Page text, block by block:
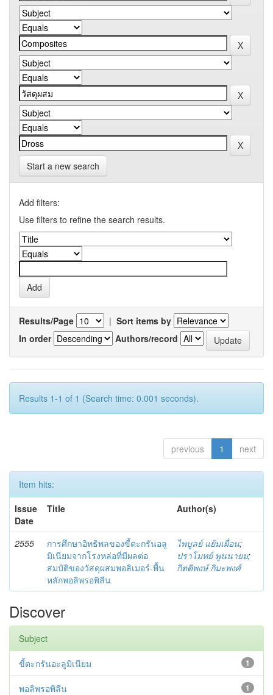
Start a new search
Add filters:
Use filters to refine the search results.
Results/Page | Sort items by
In order
Authors/record
Results 1-1 of 1 (Search time: 0.001 seconds).
previous 1 next
Item hits:
Issue
Date
Title Author(s)
2555
การศึกษาอิทธิพลของขี้ตะกรันอลู
มิเนียมจากโรงหล่อที่มีผลต่อ
สมบัติของวัสดุผสมพอลิเมอร์-พื้น
หลักพอลิพรอพิลีน
ไพบูลย์ แย้มเผื่อน;
ปราโมทย์ พูนนายม;
กิตติพงษ์ กิมะพงศ์
Discover
Subject
1
ขี้ตะกรันอะลูมิเนียม
1
พอลิพรอพิลีน